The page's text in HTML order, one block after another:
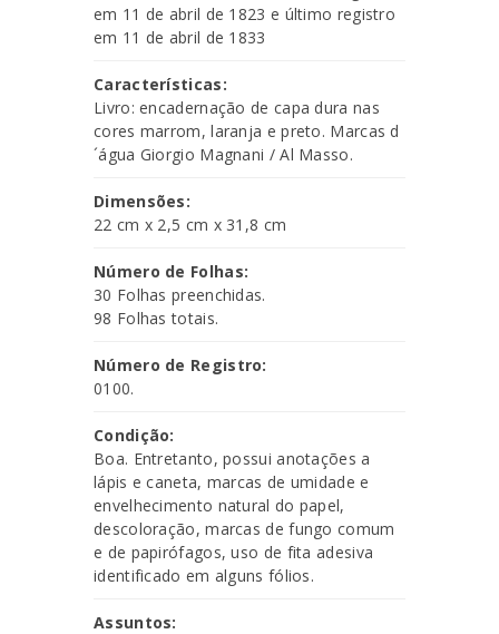
em 11 de abril de 1823 e último registro
em 11 de abril de 1833
Características:
Livro: encadernação de capa dura nas
cores marrom, laranja e preto. Marcas d
´água Giorgio Magnani / Al Masso.
Dimensões:
22 cm x 2,5 cm x 31,8 cm
Número de Folhas:
30 Folhas preenchidas.
98 Folhas totais.
Número de Registro:
0100.
Condição:
Boa. Entretanto, possui anotações a
lápis e caneta, marcas de umidade e
envelhecimento natural do papel,
descoloração, marcas de fungo comum
e de papirófagos, uso de fita adesiva
identificado em alguns fólios.
Assuntos: